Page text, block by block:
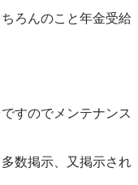
ろんのこと年金受給
すのでメンテナンス
数掲示、又掲示され